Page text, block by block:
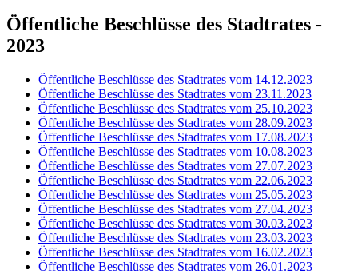
Öffentliche Beschlüsse des Stadtrates -
2023
Öffentliche Beschlüsse des Stadtrates vom 14.12.2023
Öffentliche Beschlüsse des Stadtrates vom 23.11.2023
Öffentliche Beschlüsse des Stadtrates vom 25.10.2023
Öffentliche Beschlüsse des Stadtrates vom 28.09.2023
Öffentliche Beschlüsse des Stadtrates vom 17.08.2023
Öffentliche Beschlüsse des Stadtrates vom 10.08.2023
Öffentliche Beschlüsse des Stadtrates vom 27.07.2023
Öffentliche Beschlüsse des Stadtrates vom 22.06.2023
Öffentliche Beschlüsse des Stadtrates vom 25.05.2023
Öffentliche Beschlüsse des Stadtrates vom 27.04.2023
Öffentliche Beschlüsse des Stadtrates vom 30.03.2023
Öffentliche Beschlüsse des Stadtrates vom 23.03.2023
Öffentliche Beschlüsse des Stadtrates vom 16.02.2023
Öffentliche Beschlüsse des Stadtrates vom 26.01.2023